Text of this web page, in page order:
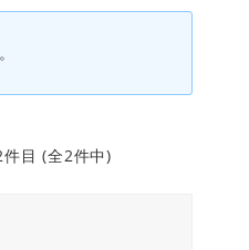
目 (全2件中)